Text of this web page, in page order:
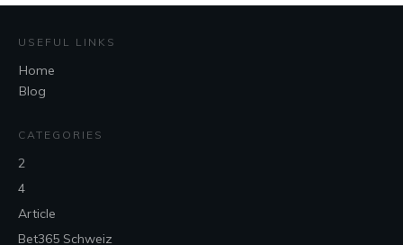
USEFUL LINKS
Home
Blog
CATEGORIES
2
4
Article
Bet365 Schweiz